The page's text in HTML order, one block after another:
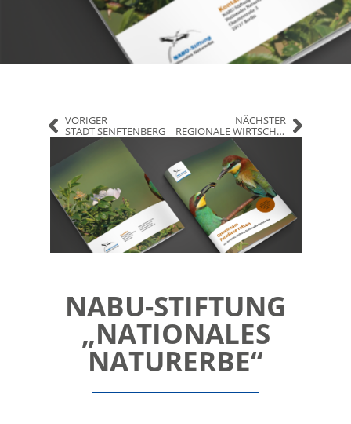
VORIGER
STADT SENFTENBERG
NÄCHSTER
REGIONALE WIRTSCHAFTSFÖRDERUNGSGESELLSCHAFT ELBE-ELSTER MBH
NABU-STIFTUNG
„NATIONALES
NATURERBE“